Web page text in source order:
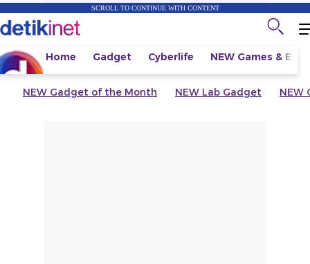
SCROLL TO CONTINUE WITH CONTENT
Home Gadget Cyberlife NEW Games &
NEW Gadget of the Month NEW Lab Gadget NEW